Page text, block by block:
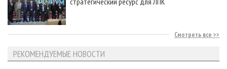
Смотреть все
РЕКОМЕНДУЕМЫЕ НОВОСТИ